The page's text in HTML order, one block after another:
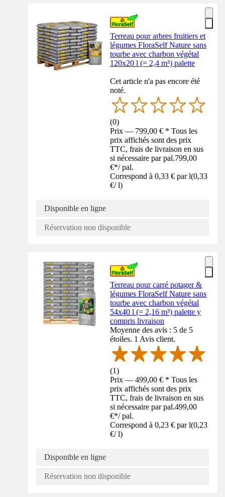
Terreau pour arbres fruitiers et
légumes FloraSelf Nature sans
tourbe avec charbon végétal
120x20 l (= 2,4 m³) palette
Cet article n'a pas encore été
noté.
(0)
Prix — 799,00 € * Tous les
prix affichés sont des prix
TTC, frais de livraison en sus
si nécessaire par pal.799,00
€*/ pal.
Correspond à 0,33 € par l(0,33
€/ l)
Disponible en ligne
Réservation non disponible
Terreau pour carré potager &
légumes FloraSelf Nature sans
tourbe avec charbon végétal
54x40 l (= 2,16 m³) palette y
compris livraison
Moyenne des avis : 5 de 5
étoiles. 1 Avis client.
(1)
Prix — 499,00 € * Tous les
prix affichés sont des prix
TTC, frais de livraison en sus
si nécessaire par pal.499,00
€*/ pal.
Correspond à 0,23 € par l(0,23
€/ l)
Disponible en ligne
Réservation non disponible